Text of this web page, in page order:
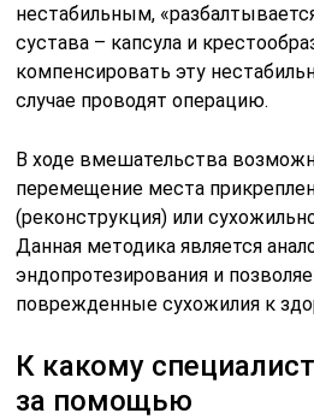
нестабильным,
сустава – капсула и
компенсировать эту
случае проводят операцию.
В ходе вмешательства
перемещение места
(реконструкция) или
Данная методика является
эндопротезирования и
поврежденные сухожилия к
К какому
за помощью